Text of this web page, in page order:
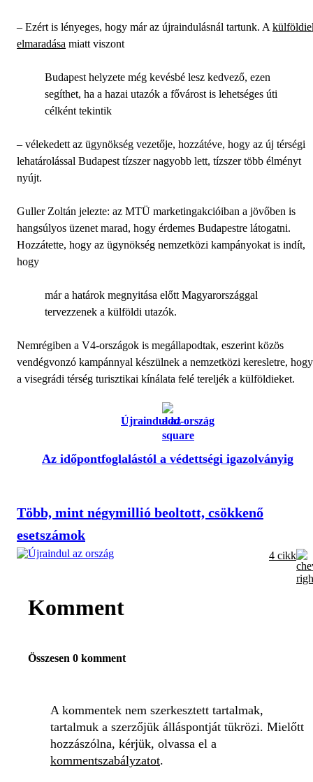
– Ezért is lényeges, hogy már az újraindulásnál tartunk. A
elmaradása miatt viszont
Budapest helyzete még kevésbé lesz kedvező, ezen
segíthet, ha a hazai utazók a fővárost is lehetséges úti
célként tekintik
– vélekedett az ügynökség vezetője, hozzátéve, hogy az új térségi
lehatárolással Budapest tízszer nagyobb lett, tízszer több élményt
nyújt.
Guller Zoltán jelezte: az MTÜ marketingakcióiban a jövőben is
hangsúlyos üzenet marad, hogy érdemes Budapestre látogatni.
Hozzátette, hogy az ügynökség nemzetközi kampányokat is indít,
hogy
már a határok megnyitása előtt Magyarországgal
tervezzenek a külföldi utazók.
Nemrégiben a V4-országok is megállapodtak, eszerint közös
vendégvonzó kampánnyal készülnek a nemzetközi keresletre, hogy
a visegrádi térség turisztikai kínálata felé tereljék a külföldieket.
Újraindul az ország
Az időpontfoglalástól a védettségi igazolványig
Több, mint négymillió beoltott, csökkenő
esetszámok
4 cikk
Komment
Összesen 0 komment
A kommentek nem szerkesztett tartalmak,
tartalmuk a szerzőjük álláspontját tükrözi. Mielőtt
hozzászólna, kérjük, olvassa el a
kommentszabályzatot.